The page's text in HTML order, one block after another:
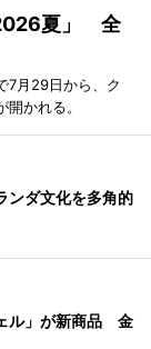
夏」 全
7月29日から、ク
かれる。
ダ文化を多角的
ル」が新商品 金